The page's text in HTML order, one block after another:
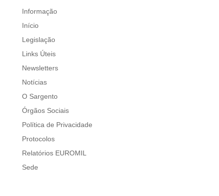
Informação
Início
Legislação
Links Úteis
Newsletters
Notícias
O Sargento
Órgãos Sociais
Política de Privacidade
Protocolos
Relatórios EUROMIL
Sede